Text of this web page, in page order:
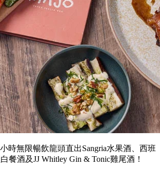
時無限暢飲龍頭直出Sangria水果酒、西班
餐酒及JJ Whitley Gin & Tonic雞尾酒！